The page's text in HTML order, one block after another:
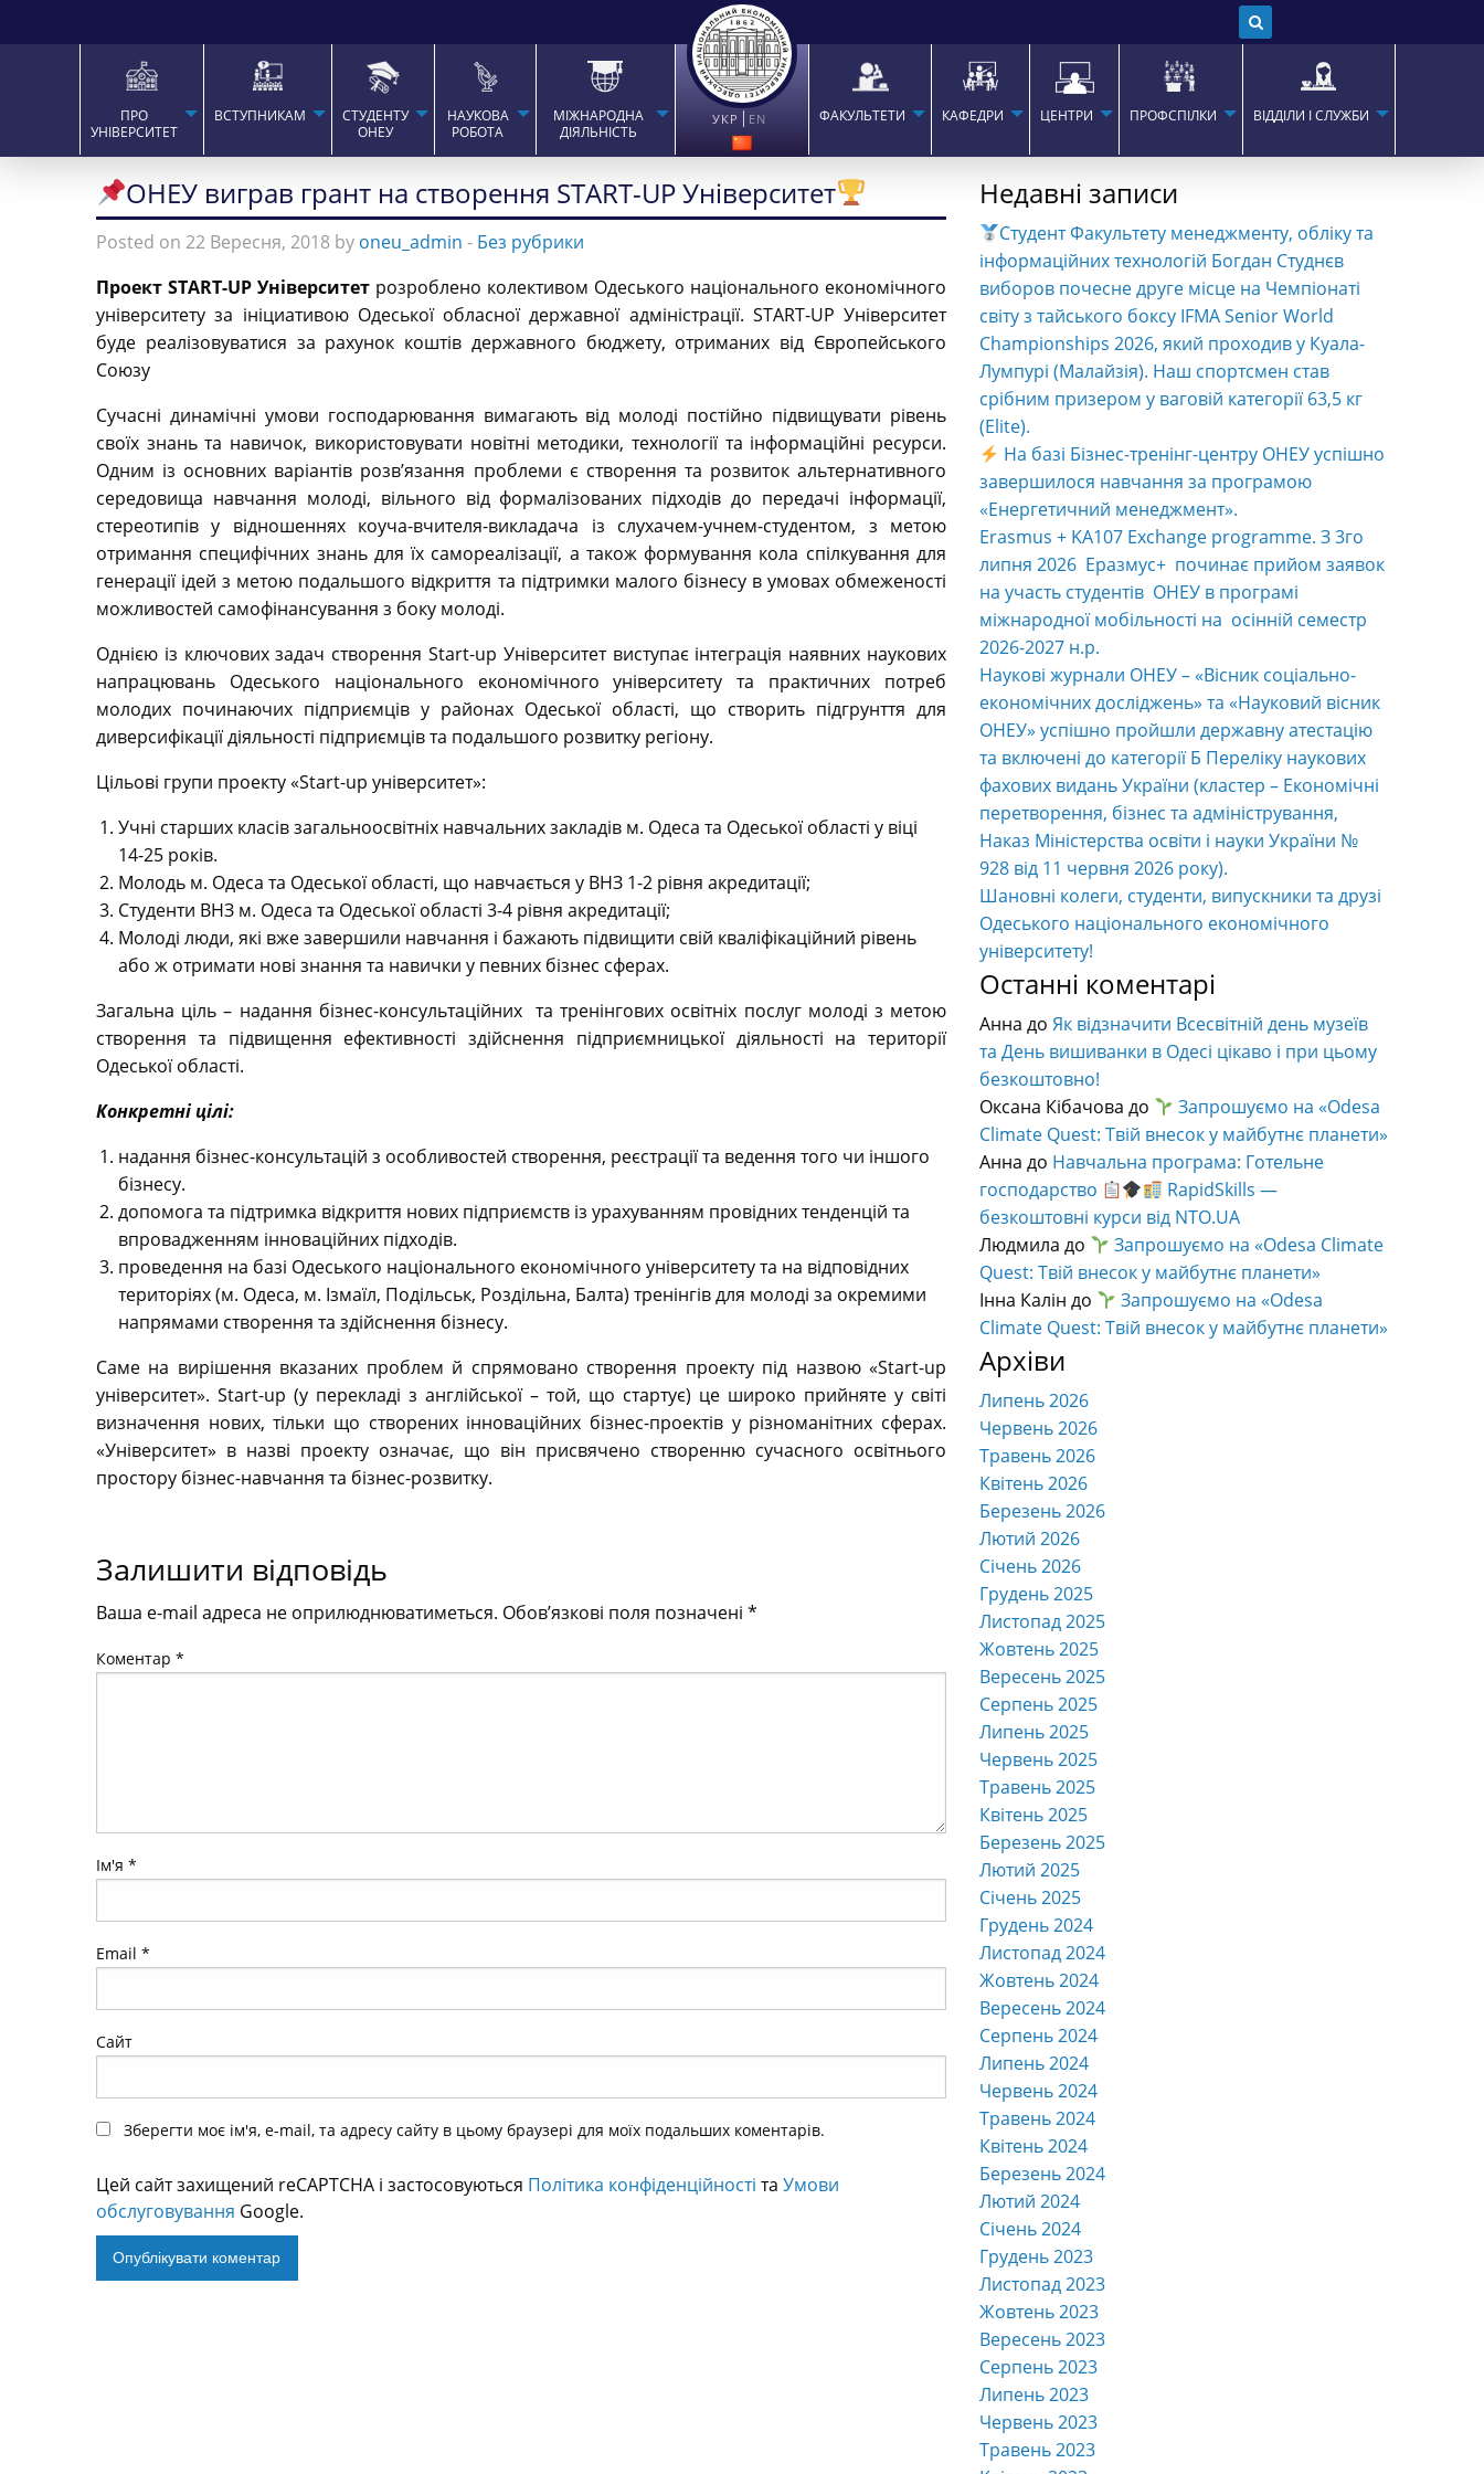
ПРО
УНІВЕРСИТЕТ
ВСТУПНИКАМ
СТУДЕНТУ
ОНЕУ
НАУКОВА
РОБОТА
МІЖНАРОДНА
ДІЯЛЬНІСТЬ
УКР EN ФАКУЛЬТЕТИ КАФЕДРИ ЦЕНТРИ ПРОФСПІЛКИ ВІДДІЛИ І СЛУЖБИ
ОНЕУ виграв грант на створення START-UP Університет
Posted on 22 Вересня, 2018 by oneu_admin - Без рубрики
Проект START-UP Університет розроблено колективом Одеського національного економічного
університету за ініциативою Одеської обласної державної адміністрації. START-UP Університет
буде реалізовуватися за рахунок коштів державного бюджету, отриманих від Європейського
Союзу
Сучасні динамічні умови господарювання вимагають від молоді постійно підвищувати рівень
своїх знань та навичок, використовувати новітні методики, технології та інформаційні ресурси.
Одним із основних варіантів розв’язання проблеми є створення та розвиток альтернативного
середовища навчання молоді, вільного від формалізованих підходів до передачі інформації,
стереотипів у відношеннях коуча-вчителя-викладача із слухачем-учнем-студентом, з метою
отримання специфічних знань для їх самореалізації, а також формування кола спілкування для
генерації ідей з метою подальшого відкриття та підтримки малого бізнесу в умовах обмеженості
можливостей самофінансування з боку молоді.
Однією із ключових задач створення Start-up Університет виступає інтеграція наявних наукових
напрацювань Одеського національного економічного університету та практичних потреб
молодих починаючих підприємців у районах Одеської області, що створить підгрунття для
диверсифікації діяльності підприємців та подальшого розвитку регіону.
Цільові групи проекту «Start-up університет»:
Учні старших класів загальноосвітніх навчальних закладів м. Одеса та Одеської області у віці
14-25 років.
Молодь м. Одеса та Одеської області, що навчається у ВНЗ 1-2 рівня акредитації;
Студенти ВНЗ м. Одеса та Одеської області 3-4 рівня акредитації;
Молоді люди, які вже завершили навчання і бажають підвищити свій кваліфікаційний рівень
або ж отримати нові знання та навички у певних бізнес сферах.
Загальна ціль – надання бізнес-консультаційних та тренінгових освітніх послуг молоді з метою
створення та підвищення ефективності здійснення підприємницької діяльності на території
Одеської області.
Конкретні цілі:
надання бізнес-консультацій з особливостей створення, реєстрації та ведення того чи іншого
бізнесу.
допомога та підтримка відкриття нових підприємств із урахуванням провідних тенденцій та
впровадженням інноваційних підходів.
проведення на базі Одеського національного економічного університету та на відповідних
територіях (м. Одеса, м. Ізмаїл, Подільськ, Роздільна, Балта) тренінгів для молоді за окремими
напрямами створення та здійснення бізнесу.
Саме на вирішення вказаних проблем й спрямовано створення проекту під назвою «Start-up
університет». Start-up (у перекладі з англійської – той, що стартує) це широко прийняте у світі
визначення нових, тільки що створених інноваційних бізнес-проектів у різноманітних сферах.
«Університет» в назві проекту означає, що він присвячено створенню сучасного освітнього
простору бізнес-навчання та бізнес-розвитку.
Залишити відповідь
Ваша e-mail адреса не оприлюднюватиметься. Обов’язкові поля позначені *
Коментар *
Ім'я *
Email *
Сайт
Зберегти моє ім'я, e-mail, та адресу сайту в цьому браузері для моїх подальших коментарів.
Цей сайт захищений reCAPTCHA і застосовуються Політика конфіденційності та Умови
обслуговування Google.
Недавні записи
Студент Факультету менеджменту, обліку та
інформаційних технологій Богдан Студнєв
виборов почесне друге місце на Чемпіонаті
світу з тайського боксу IFMA Senior World
Championships 2026, який проходив у Куала-
Лумпурі (Малайзія). Наш спортсмен став
срібним призером у ваговій категорії 63,5 кг
(Elite).
На базі Бізнес-тренінг-центру ОНЕУ успішно
завершилося навчання за програмою
«Енергетичний менеджмент».
Erasmus + KA107 Exchange programme. З 3го
липня 2026 Еразмус+ починає прийом заявок
на участь студентів ОНЕУ в програмі
міжнародної мобільності на осінній семестр
2026-2027 н.р.
Наукові журнали ОНЕУ – «Вісник соціально-
економічних досліджень» та «Науковий вісник
ОНЕУ» успішно пройшли державну атестацію
та включені до категорії Б Переліку наукових
фахових видань України (кластер – Економічні
перетворення, бізнес та адміністрування,
Наказ Міністерства освіти і науки України №
928 від 11 червня 2026 року).
Шановні колеги, студенти, випускники та друзі
Одеського національного економічного
університету!
Останні коментарі
Анна доЯк відзначити Всесвітній день музеїв
та День вишиванки в Одесі цікаво і при цьому
безкоштовно!
Оксана Кібачова до
Запрошуємо на «Odesa
Climate Quest: Твій внесок у майбутнє планети»
Анна до Навчальна програма: Готельне
господарство
RapidSkills —
безкоштовні курси від NTO.UA
Людмила до
Запрошуємо на «Odesa Climate
Quest: Твій внесок у майбутнє планети»
Інна Калін до
Запрошуємо на «Odesa
Climate Quest: Твій внесок у майбутнє планети»
Архіви
Липень 2026
Червень 2026
Травень 2026
Квітень 2026
Березень 2026
Лютий 2026
Січень 2026
Грудень 2025
Листопад 2025
Жовтень 2025
Вересень 2025
Серпень 2025
Липень 2025
Червень 2025
Травень 2025
Квітень 2025
Березень 2025
Лютий 2025
Січень 2025
Грудень 2024
Листопад 2024
Жовтень 2024
Вересень 2024
Серпень 2024
Липень 2024
Червень 2024
Травень 2024
Квітень 2024
Березень 2024
Лютий 2024
Січень 2024
Грудень 2023
Листопад 2023
Жовтень 2023
Вересень 2023
Серпень 2023
Липень 2023
Червень 2023
Травень 2023